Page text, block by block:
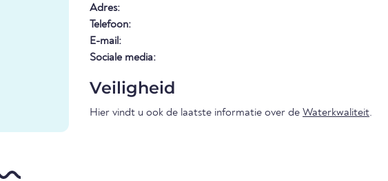
Adres:
Telefoon:
E-mail:
Sociale media:
Veiligheid
Hier vindt u ook de laatste informatie over de Waterkwaliteit.